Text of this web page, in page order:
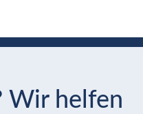
Wir helfen